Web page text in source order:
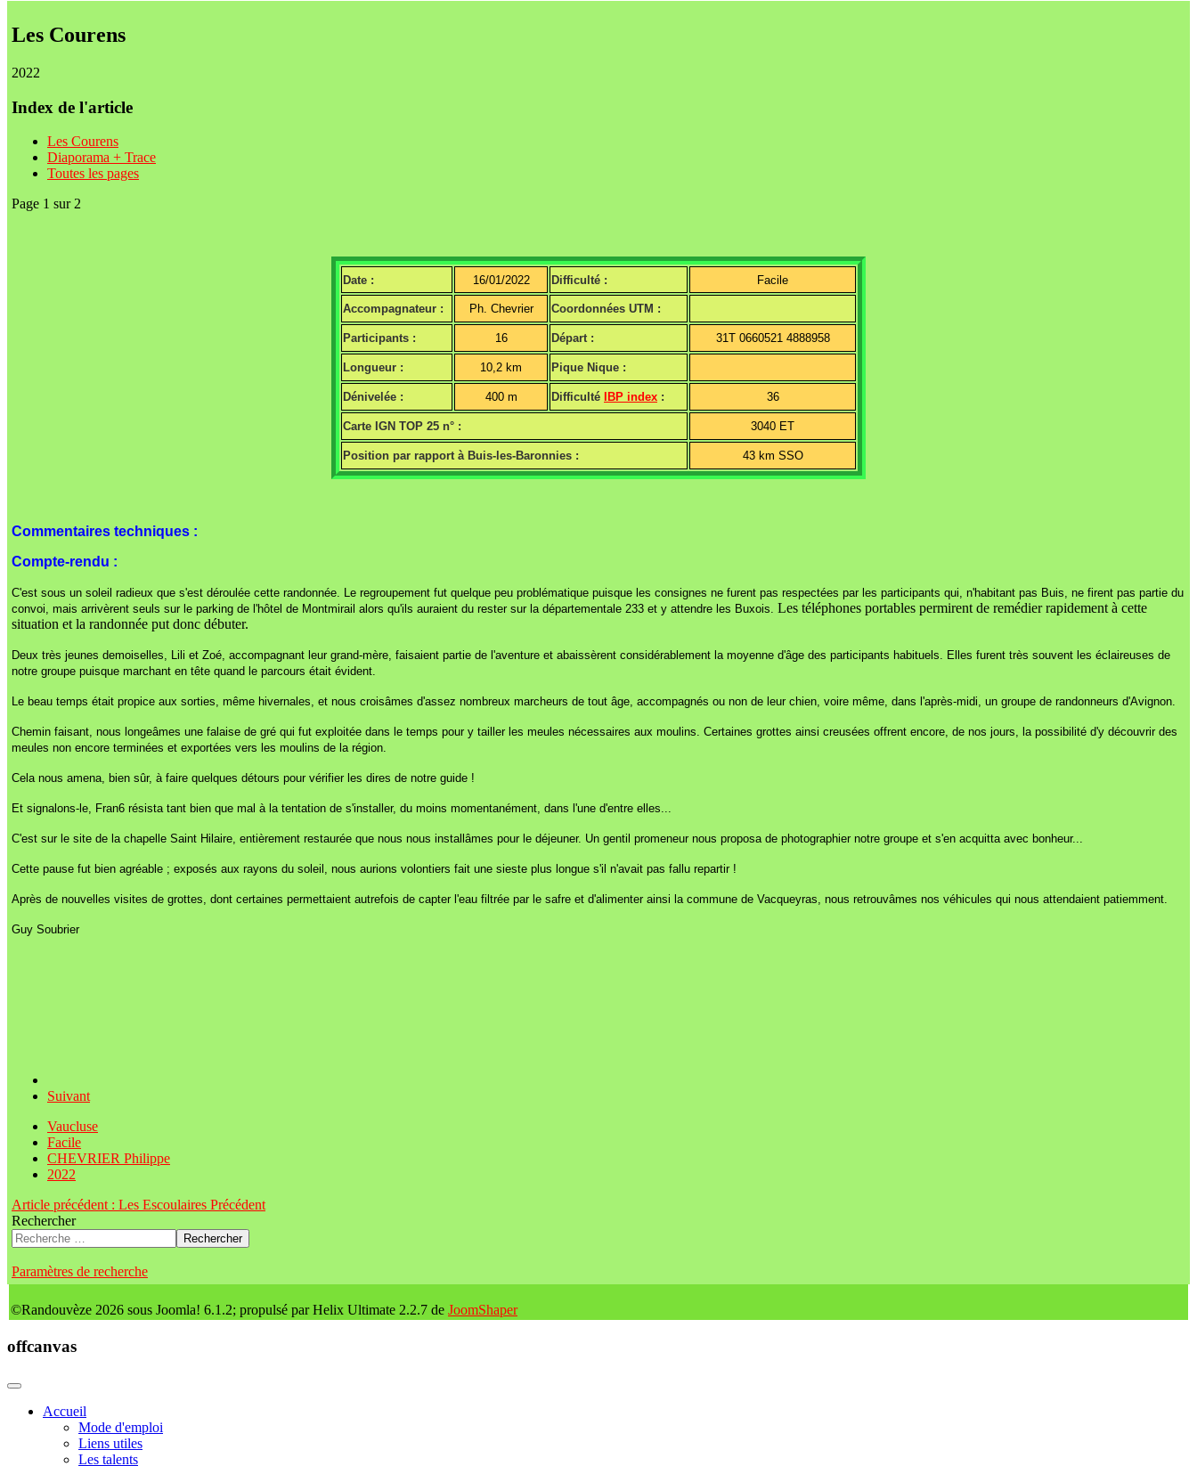
Les Courens
2022
Index de l'article
Les Courens
Diaporama + Trace
Toutes les pages
Page 1 sur 2
Date : 16/01/2022 Difficulté : Facile
Accompagnateur : Ph. Chevrier Coordonnées UTM :
Participants : 16 Départ : 31T 0660521 4888958
Longueur : 10,2 km Pique Nique :
Dénivelée : 400 m Difficulté IBP index : 36
Carte IGN TOP 25 n° : 3040 ET
Position par rapport à Buis-les-Baronnies : 43 km SSO
Commentaires techniques :
Compte-rendu :
C'est sous un soleil radieux que s'est déroulée cette randonnée. Le regroupement fut quelque peu problématique puisque les consignes ne furent pas respectées par les participants qui, n'habitant pas Buis, ne firent pas partie du
convoi, mais arrivèrent seuls sur le parking de l'hôtel de Montmirail alors qu'ils auraient du rester sur la départementale 233 et y attendre les Buxois. Les téléphones portables permirent de remédier rapidement à cette
situation et la randonnée put donc débuter.
Deux très jeunes demoiselles, Lili et Zoé, accompagnant leur grand-mère, faisaient partie de l'aventure et abaissèrent considérablement la moyenne d'âge des participants habituels. Elles furent très souvent les éclaireuses de
notre groupe puisque marchant en tête quand le parcours était évident.
Le beau temps était propice aux sorties, même hivernales, et nous croisâmes d'assez nombreux marcheurs de tout âge, accompagnés ou non de leur chien, voire même, dans l'après-midi, un groupe de randonneurs d'Avignon.
Chemin faisant, nous longeâmes une falaise de gré qui fut exploitée dans le temps pour y tailler les meules nécessaires aux moulins. Certaines grottes ainsi creusées offrent encore, de nos jours, la possibilité d'y découvrir des
meules non encore terminées et exportées vers les moulins de la région.
Cela nous amena, bien sûr, à faire quelques détours pour vérifier les dires de notre guide !
Et signalons-le, Fran6 résista tant bien que mal à la tentation de s'installer, du moins momentanément, dans l'une d'entre elles...
C'est sur le site de la chapelle Saint Hilaire, entièrement restaurée que nous nous installâmes pour le déjeuner. Un gentil promeneur nous proposa de photographier notre groupe et s'en acquitta avec bonheur...
Cette pause fut bien agréable ; exposés aux rayons du soleil, nous aurions volontiers fait une sieste plus longue s'il n'avait pas fallu repartir !
Après de nouvelles visites de grottes, dont certaines permettaient autrefois de capter l'eau filtrée par le safre et d'alimenter ainsi la commune de Vacqueyras, nous retrouvâmes nos véhicules qui nous attendaient patiemment.
Guy Soubrier
Suivant
Vaucluse
Facile
CHEVRIER Philippe
2022
Article précédent : Les Escoulaires Précédent
Rechercher
Rechercher
Paramètres de recherche
©Randouvèze 2026 sous Joomla! 6.1.2; propulsé par Helix Ultimate 2.2.7 de JoomShaper
offcanvas
Accueil
Mode d'emploi
Liens utiles
Les talents